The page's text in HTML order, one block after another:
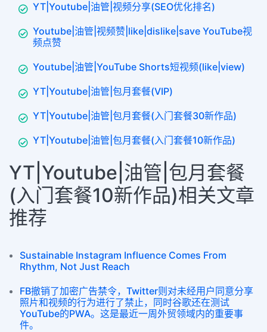
YT|Youtube|油管|视频分享(SEO优化排名)
Youtube|油管|视频赞|like|dislike|save YouTube视
频点赞
Youtube|油管|YouTube Shorts短视频(like|view)
YT|Youtube|油管|包月套餐(VIP)
YT|Youtube|油管|包月套餐(入门套餐30新作品)
YT|Youtube|油管|包月套餐(入门套餐10新作品)
YT|Youtube|油管|包月套餐
(入门套餐10新作品)相关文章
推荐
Sustainable Instagram Influence Comes From
Rhythm, Not Just Reach
FB撤销了加密广告禁令，Twitter则对未经用户同意分享
照片和视频的行为进行了禁止，同时谷歌还在测试
YouTube的PWA。这是最近一周外贸领域内的重要事
件。